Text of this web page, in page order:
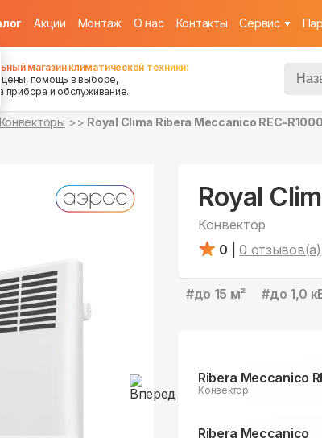
Акции Монтаж О нас Контакты Cервис
магазин климатической техники:
цены, помощь в выборе,
прибора и обслуживание.
Конвекторы Royal Clima Ribera Meccanico REC-
Royal
Конвектор
0
0 отзывов(а)
#до 15 м² #до 1,0
Ribera Meccanico
Конвектор
Ribera Meccanico